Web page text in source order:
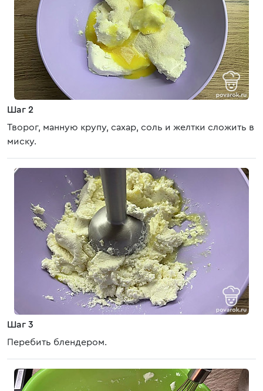
Шаг 2
Творог, манную крупу, сахар, соль и желтки сложить в
миску.
Шаг 3
Перебить блендером.